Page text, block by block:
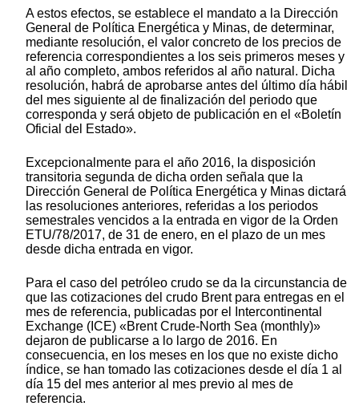
A estos efectos, se establece el mandato a la Dirección
General de Política Energética y Minas, de determinar,
mediante resolución, el valor concreto de los precios de
referencia correspondientes a los seis primeros meses y
al año completo, ambos referidos al año natural. Dicha
resolución, habrá de aprobarse antes del último día hábil
del mes siguiente al de finalización del periodo que
corresponda y será objeto de publicación en el «Boletín
Oficial del Estado».
Excepcionalmente para el año 2016, la disposición
transitoria segunda de dicha orden señala que la
Dirección General de Política Energética y Minas dictará
las resoluciones anteriores, referidas a los periodos
semestrales vencidos a la entrada en vigor de la Orden
ETU/78/2017, de 31 de enero, en el plazo de un mes
desde dicha entrada en vigor.
Para el caso del petróleo crudo se da la circunstancia de
que las cotizaciones del crudo Brent para entregas en el
mes de referencia, publicadas por el Intercontinental
Exchange (ICE) «Brent Crude-North Sea (monthly)»
dejaron de publicarse a lo largo de 2016. En
consecuencia, en los meses en los que no existe dicho
índice, se han tomado las cotizaciones desde el día 1 al
día 15 del mes anterior al mes previo al mes de
referencia.